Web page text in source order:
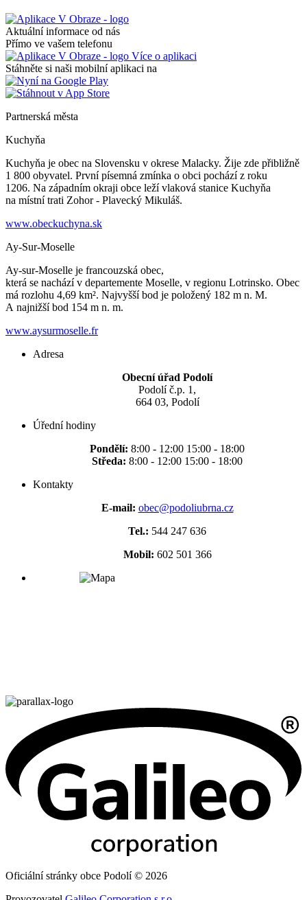
Aktuální informace od nás
Přímo ve vašem telefonu
Více o aplikaci
Stáhněte si naši mobilní aplikaci na
Partnerská města
Kuchyňa
Kuchyňa je obec na Slovensku v okrese Malacky. Žije zde přibližně
1 800 obyvatel. První písemná zmínka o obci pochází z roku
1206. Na západním okraji obce leží vlaková stanice Kuchyňa
na místní trati Zohor - Plavecký Mikuláš.
www.obeckuchyna.sk
Ay-Sur-Moselle
Ay-sur-Moselle je francouzská obec,
která se nachází v departemente Moselle, v regionu Lotrinsko. Obec
má rozlohu 4,69 km². Najvyšší bod je položený 182 m n. M.
A najnižší bod 154 m n. m.
www.aysurmoselle.fr
Adresa
Obecní úřad Podolí
Podolí č.p. 1,
664 03, Podolí
Úřední hodiny
Pondělí: 8:00 - 12:00 15:00 - 18:00
Středa: 8:00 - 12:00 15:00 - 18:00
Kontakty
E-mail: obec@podoliubrna.cz
Tel.: 544 247 636
Mobil: 602 501 366
Oficiální stránky obce Podolí © 2026